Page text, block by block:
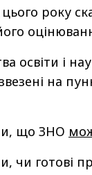
року
освіти і
на
що ЗНО
чи готові